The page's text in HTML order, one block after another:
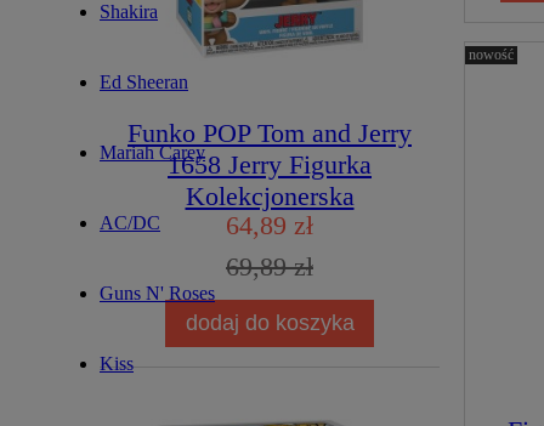
Shakira
Ed Sheeran
Mariah Carey
AC/DC
Guns N' Roses
Kiss
Funko POP Tom and Jerry
1658 Jerry Figurka
Kolekcjonerska
64,89 zł
69,89 zł
dodaj do koszyka
nowość